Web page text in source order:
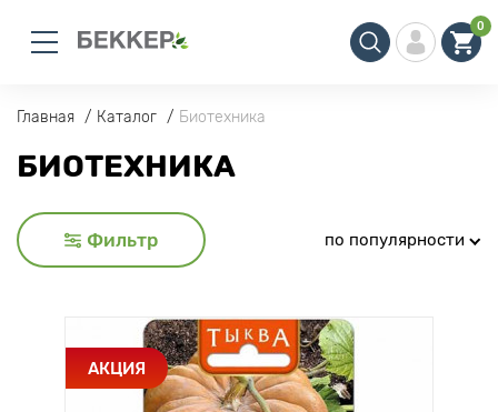
0
Главная Каталог Биотехника
БИОТЕХНИКА
Фильтр по популярности
АКЦИЯ